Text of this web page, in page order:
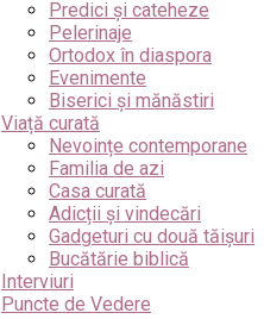
Predici și cateheze
Pelerinaje
Ortodox în diaspora
Evenimente
Biserici și mănăstiri
Viață curată
Nevoințe contemporane
Familia de azi
Casa curată
Adicții și vindecări
Gadgeturi cu două tăișuri
Bucătărie biblică
Interviuri
Puncte de Vedere